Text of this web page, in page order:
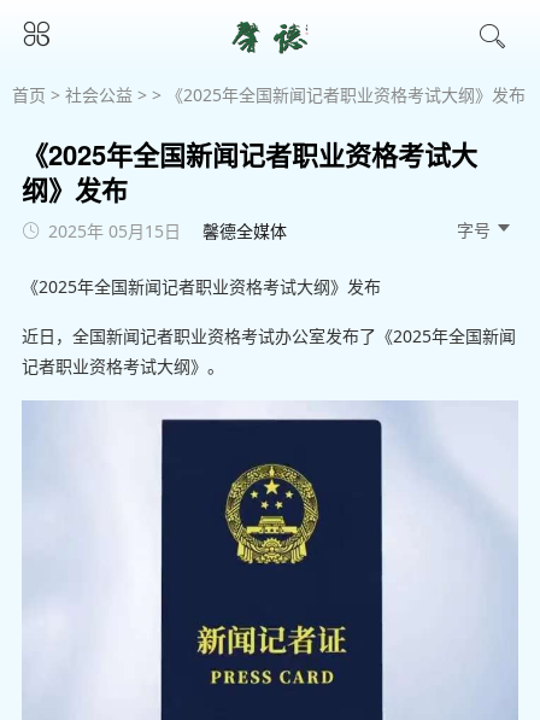
首页 > 社会公益 > > 《2025年全国新闻记者职业资格考试大纲》发布
《2025年全国新闻记者职业资格考试大
纲》发布
2025年 05月15日 馨德全媒体 字号
《2025年全国新闻记者职业资格考试大纲》发布
近日，全国新闻记者职业资格考试办公室发布了《2025年全国新闻
记者职业资格考试大纲》。